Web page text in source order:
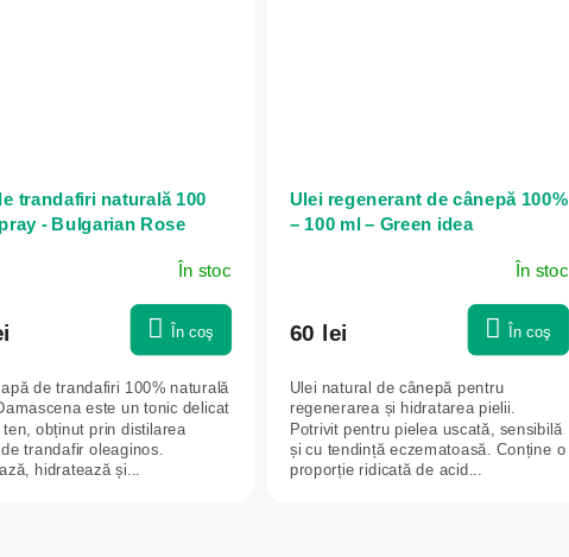
trandafiri naturală 100
- Bulgarian Rose
În stoc
În coş
apă de trandafiri 100% naturală
este un tonic delicat
obținut prin distilarea
trandafir oleaginos.
hidratează și...
Ulei regenerant de cânepă 100%
– 100 ml – Green idea
În stoc
60 lei În coş
Ulei natural de cânepă pentru
regenerarea și hidratarea pielii.
Potrivit pentru pielea uscată, sensibilă
și cu tendință eczematoasă. Conține o
proporție ridicată de acid...